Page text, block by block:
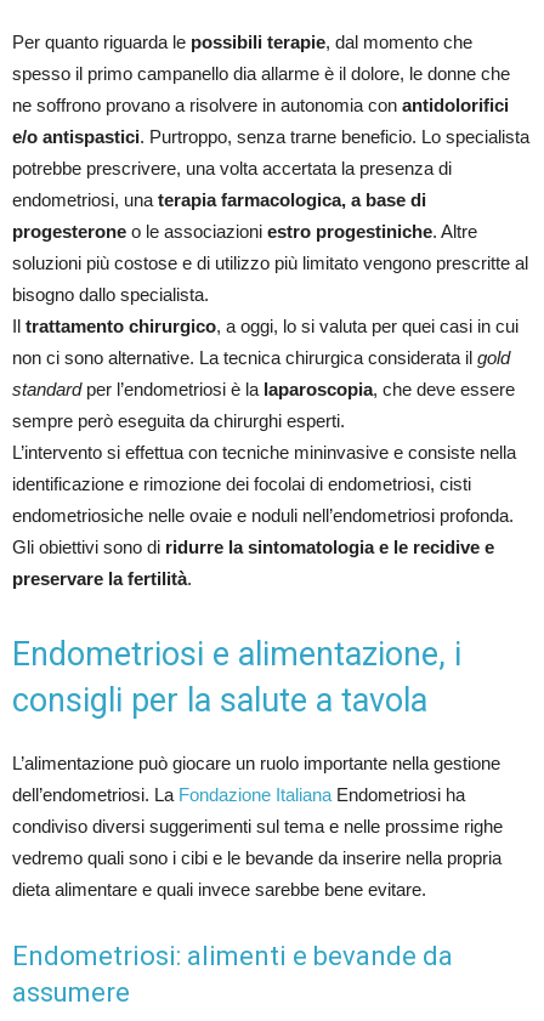
Per quanto riguarda le possibili terapie, dal momento che
spesso il primo campanello dia allarme è il dolore, le donne che
ne soffrono provano a risolvere in autonomia con antidolorifici
e/o antispastici. Purtroppo, senza trarne beneficio. Lo specialista
potrebbe prescrivere, una volta accertata la presenza di
endometriosi, una terapia farmacologica, a base di
progesterone o le associazioni estro progestiniche. Altre
soluzioni più costose e di utilizzo più limitato vengono prescritte al
bisogno dallo specialista.
Il trattamento chirurgico, a oggi, lo si valuta per quei casi in cui
non ci sono alternative. La tecnica chirurgica considerata il gold
standardper l’endometriosi è la laparoscopia, che deve essere
sempre però eseguita da chirurghi esperti.
L’intervento si effettua con tecniche mininvasive e consiste nella
identificazione e rimozione dei focolai di endometriosi, cisti
endometriosiche nelle ovaie e noduli nell’endometriosi profonda.
Gli obiettivi sono di ridurre la sintomatologia e le recidive e
preservare la fertilità.
Endometriosi e alimentazione, i
consigli per la salute a tavola
L’alimentazione può giocare un ruolo importante nella gestione
dell’endometriosi. La Fondazione Italiana Endometriosi ha
condiviso diversi suggerimenti sul tema e nelle prossime righe
vedremo quali sono i cibi e le bevande da inserire nella propria
dieta alimentare e quali invece sarebbe bene evitare.
Endometriosi: alimenti e bevande da
assumere